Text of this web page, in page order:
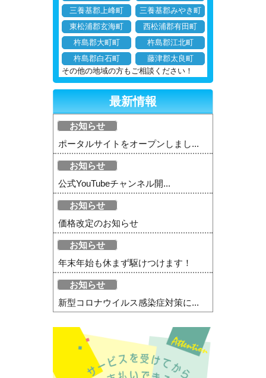
三養基郡上峰町
三養基郡みやき町
東松浦郡玄海町
西松浦郡有田町
杵島郡大町町
杵島郡江北町
杵島郡白石町
藤津郡太良町
その他の地域の方もご相談ください！
最新情報
お知らせ
ポータルサイトをオープンしまし...
お知らせ
公式YouTubeチャンネル開...
お知らせ
価格改定のお知らせ
お知らせ
年末年始も休まず駆けつけます！
お知らせ
新型コロナウイルス感染症対策に...